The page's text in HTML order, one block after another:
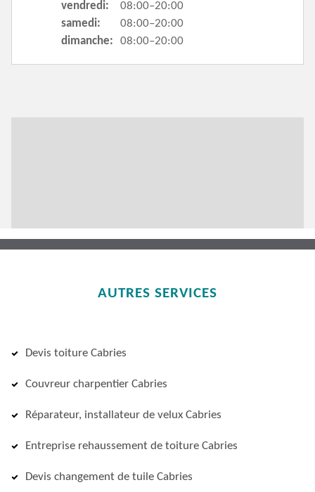
vendredi:
08:00–20:00
samedi:
08:00–20:00
dimanche:
08:00–20:00
AUTRES SERVICES
Devis toiture Cabries
Couvreur charpentier Cabries
Réparateur, installateur de velux Cabries
Entreprise rehaussement de toiture Cabries
Devis changement de tuile Cabries